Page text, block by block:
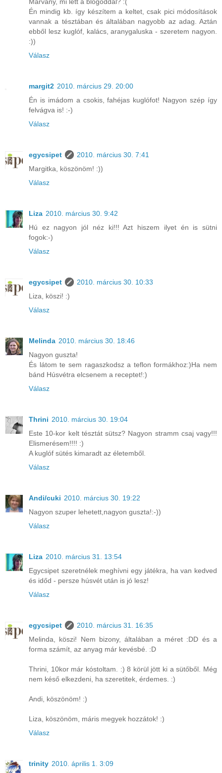
Márvány, mi lett a blogoddal? :(
Én mindig kb. így készítem a keltet, csak pici módosítások
vannak a tésztában és általában nagyobb az adag. Aztán
ebből lesz kuglóf, kalács, aranygaluska - szeretem nagyon.
:))
Válasz
margit2 2010. március 29. 20:00
Én is imádom a csokis, fahéjas kuglófot! Nagyon szép így
felvágva is! :-)
Válasz
egycsipet
2010. március 30. 7:41
Margitka, köszönöm! :))
Válasz
Liza 2010. március 30. 9:42
Hú ez nagyon jól néz ki!!! Azt hiszem ilyet én is sütni
fogok:-)
Válasz
egycsipet
2010. március 30. 10:33
Liza, köszi! :)
Válasz
Melinda 2010. március 30. 18:46
Nagyon guszta!
És látom te sem ragaszkodsz a teflon formákhoz:)Ha nem
bánd Húsvétra elcsenem a receptet!:)
Válasz
Thrini 2010. március 30. 19:04
Este 10-kor kelt tésztát sütsz? Nagyon stramm csaj vagy!!!
Elismerésem!!!! :)
A kuglóf sütés kimaradt az életemből.
Válasz
Andi/cuki 2010. március 30. 19:22
Nagyon szuper lehetett,nagyon guszta!:-))
Válasz
Liza 2010. március 31. 13:54
Egycsipet szeretnélek meghívni egy játékra, ha van kedved
és időd - persze húsvét után is jó lesz!
Válasz
egycsipet
2010. március 31. 16:35
Melinda, köszi! Nem bizony, általában a méret :DD és a
forma számít, az anyag már kevésbé. :D
Thrini, 10kor már kóstoltam. :) 8 körül jött ki a sütőből. Még
nem késő elkezdeni, ha szeretitek, érdemes. :)
Andi, köszönöm! :)
Liza, köszönöm, máris megyek hozzátok! :)
Válasz
trinity 2010. április 1. 3:09